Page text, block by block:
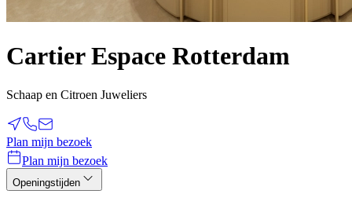
Cartier Espace Rotterdam
Schaap en Citroen Juweliers
Plan mijn bezoek
Plan mijn bezoek
Openingstijden